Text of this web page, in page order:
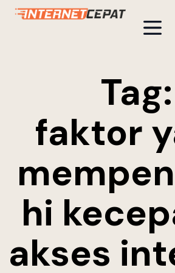
Tag:
faktor
hi
akses